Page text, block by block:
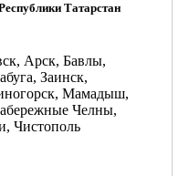
Татарстан
Арск, Бавлы,
Заинск,
Мамадыш,
Челны,
Чистополь